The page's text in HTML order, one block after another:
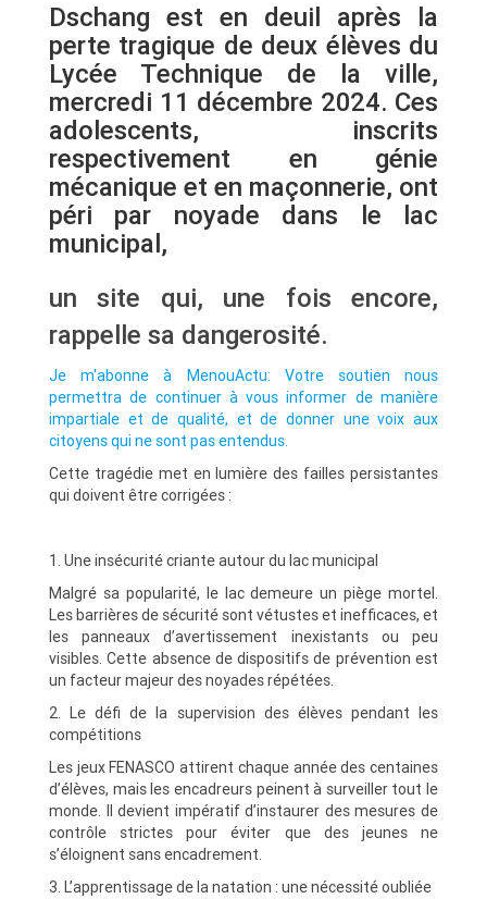
Dschang est en deuil après la
perte tragique de deux élèves du
Lycée Technique de la ville,
mercredi 11 décembre 2024. Ces
adolescents, inscrits
respectivement en génie
mécanique et en maçonnerie, ont
péri par noyade dans le lac
municipal,
un site qui, une fois encore,
rappelle sa dangerosité.
Je m'abonne à MenouActu: Votre soutien nous
permettra de continuer à vous informer de manière
impartiale et de qualité, et de donner une voix aux
citoyens qui ne sont pas entendus.
Cette tragédie met en lumière des failles persistantes
qui doivent être corrigées :
1. Une insécurité criante autour du lac municipal
Malgré sa popularité, le lac demeure un piège mortel.
Les barrières de sécurité sont vétustes et inefficaces, et
les panneaux d’avertissement inexistants ou peu
visibles. Cette absence de dispositifs de prévention est
un facteur majeur des noyades répétées.
2. Le défi de la supervision des élèves pendant les
compétitions
Les jeux FENASCO attirent chaque année des centaines
d’élèves, mais les encadreurs peinent à surveiller tout le
monde. Il devient impératif d’instaurer des mesures de
contrôle strictes pour éviter que des jeunes ne
s’éloignent sans encadrement.
3. L’apprentissage de la natation : une nécessité oubliée